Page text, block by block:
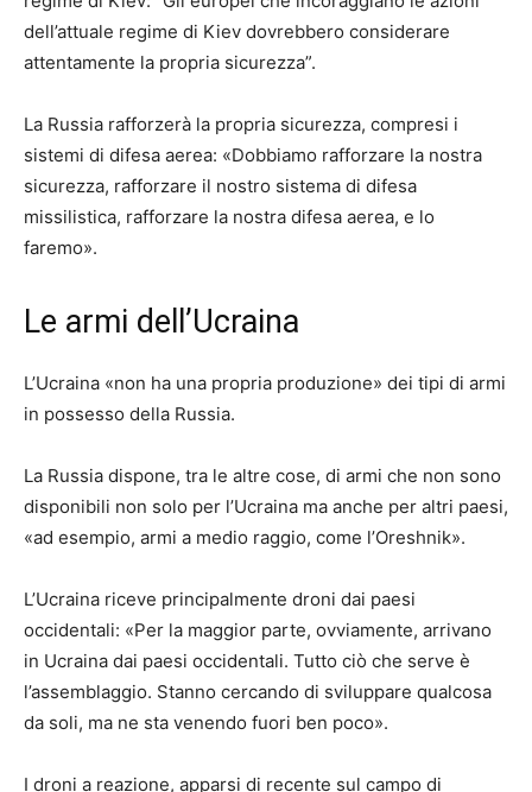
dell’attuale regime di Kiev dovrebbero considerare
attentamente la propria sicurezza”.
La Russia rafforzerà la propria sicurezza, compresi i
sistemi di difesa aerea: «Dobbiamo rafforzare la nostra
sicurezza, rafforzare il nostro sistema di difesa
missilistica, rafforzare la nostra difesa aerea, e lo
faremo».
Le armi dell’Ucraina
L’Ucraina «non ha una propria produzione» dei tipi di armi
in possesso della Russia.
La Russia dispone, tra le altre cose, di armi che non sono
disponibili non solo per l’Ucraina ma anche per altri paesi,
«ad esempio, armi a medio raggio, come l’Oreshnik».
L’Ucraina riceve principalmente droni dai paesi
occidentali: «Per la maggior parte, ovviamente, arrivano
in Ucraina dai paesi occidentali. Tutto ciò che serve è
l’assemblaggio. Stanno cercando di sviluppare qualcosa
da soli, ma ne sta venendo fuori ben poco».
I droni a reazione, apparsi di recente sul campo di